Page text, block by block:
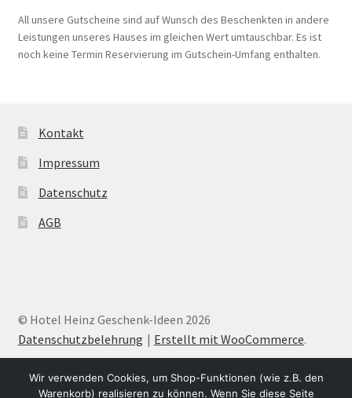
All unsere Gutscheine sind auf Wunsch des Beschenkten in andere
Leistungen unseres Hauses im gleichen Wert umtauschbar. Es ist
noch keine Termin Reservierung im Gutschein-Umfang enthalten.
Kontakt
Impressum
Datenschutz
AGB
© Hotel Heinz Geschenk-Ideen 2026
Datenschutzbelehrung
Erstellt mit WooCommerce.
Wir verwenden Cookies, um Shop-Funktionen (wie z.B. den
Warenkorb) realisieren zu können. Wenn Sie diese Seite